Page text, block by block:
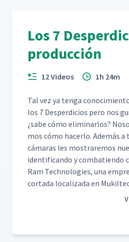
Los 7
producción
12 Videos 1h 24m
Tal vez ya ten­ga
los 7 Des­perdi­cios pero nos
¿sabe cómo elim­i­nar­los?
mos cómo hac­er­lo. Además a
cámaras les mostraremos
iden­ti­f­i­can­do y com­bat­ien­do
Ram Tech­nolo­gies, una
cor­ta­da local­iza­da en